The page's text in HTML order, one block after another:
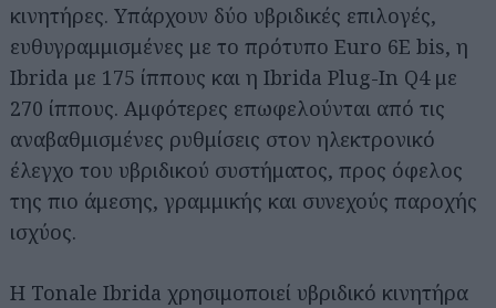
κινητήρες. Υπάρχουν δύο υβριδικές επιλογές,
ευθυγραμμισμένες με το πρότυπο Euro 6E bis, η
Ibrida με 175 ίππους και η Ibrida Plug-In Q4 με
270 ίππους. Αμφότερες επωφελούνται από τις
αναβαθμισμένες ρυθμίσεις στον ηλεκτρονικό
έλεγχο του υβριδικού συστήματος, προς όφελος
της πιο άμεσης, γραμμικής και συνεχούς παροχής
ισχύος.
Η Tonale Ibrida χρησιμοποιεί υβριδικό κινητήρα
Αναζήτηση
για...